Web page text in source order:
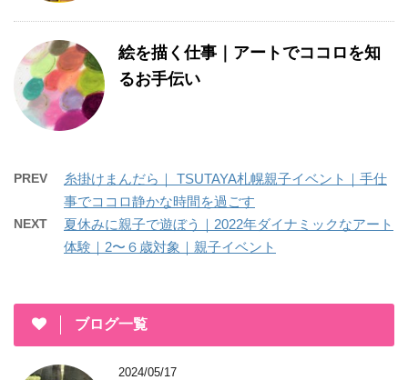
絵を描く仕事｜アートでココロを知
るお手伝い
PREV
糸掛けまんだら｜ TSUTAYA札幌親子イベント｜手仕
事でココロ静かな時間を過ごす
NEXT
夏休みに親子で遊ぼう｜2022年ダイナミックなアート
体験｜2〜６歳対象｜親子イベント
ブログ一覧
2024/05/17